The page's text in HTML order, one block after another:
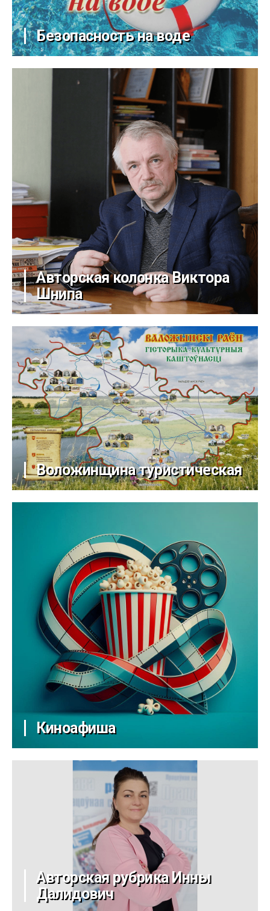
Безопасность на воде
Авторская колонка Виктора
Шнипа
Воложинщина туристическая
Киноафиша
Авторская рубрика Инны
Далидович